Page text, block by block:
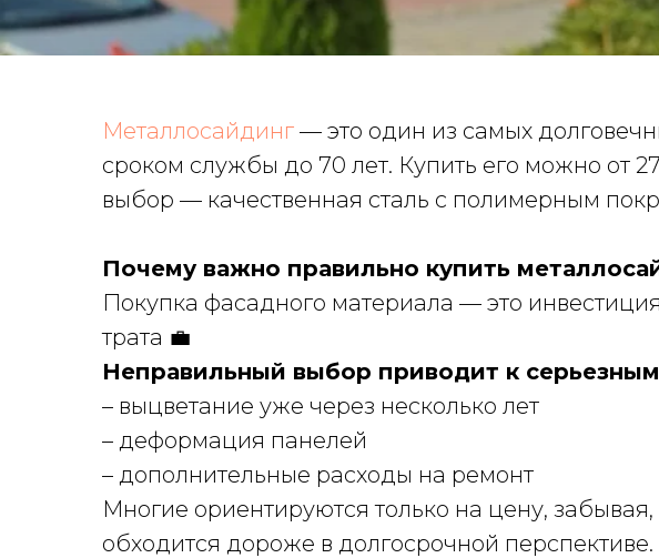
Металлосайдинг — это один из самых
сроком службы до 70 лет. Купить его можно от
выбор — качественная сталь с полимерным
Почему важно правильно купить
Покупка фасадного материала — это
трата 💼
Неправильный выбор приводит к
– выцветание уже через несколько лет
– деформация панелей
– дополнительные расходы на ремонт
Многие ориентируются только на цену,
обходится дороже в долгосрочной перспективе.